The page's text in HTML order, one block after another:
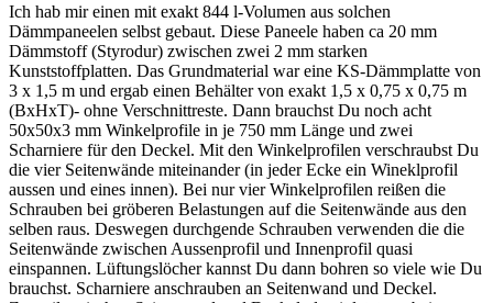
Ich hab mir einen mit exakt 844 l-Volumen aus solchen
Dämmpaneelen selbst gebaut. Diese Paneele haben ca 20 mm
Dämmstoff (Styrodur) zwischen zwei 2 mm starken
Kunststoffplatten. Das Grundmaterial war eine KS-Dämmplatte von
3 x 1,5 m und ergab einen Behälter von exakt 1,5 x 0,75 x 0,75 m
(BxHxT)- ohne Verschnittreste. Dann brauchst Du noch acht
50x50x3 mm Winkelprofile in je 750 mm Länge und zwei
Scharniere für den Deckel. Mit den Winkelprofilen verschraubst Du
die vier Seitenwände miteinander (in jeder Ecke ein Wineklprofil
aussen und eines innen). Bei nur vier Winkelprofilen reißen die
Schrauben bei gröberen Belastungen auf die Seitenwände aus den
selben raus. Deswegen durchgende Schrauben verwenden die die
Seitenwände zwischen Aussenprofil und Innenprofil quasi
einspannen. Lüftungslöcher kannst Du dann bohren so viele wie Du
brauchst. Scharniere anschrauben an Seitenwand und Deckel.